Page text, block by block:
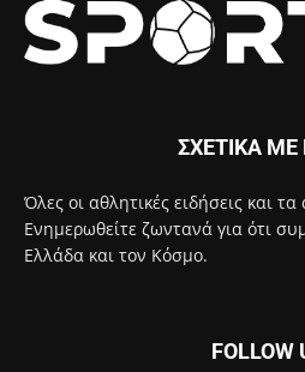
ΣΧΕΤΙΚΑ
Όλες οι αθλητικές ειδήσεις και
Ενημερωθείτε ζωντανά για ότι
Ελλάδα και τον Κόσμο.
FOLLOW